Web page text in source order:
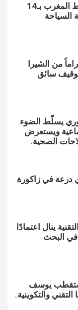
برنامج شتوي قياسي يربط المغرب بـ14
السياحة
350 كيلوغراماً من الشيرا
سائق
يسلّط الضوء
ويستعرض
درعة في زاكورة
ينال اعتمادًا
في البحث
تستقطب يوسف
والتكوينية.